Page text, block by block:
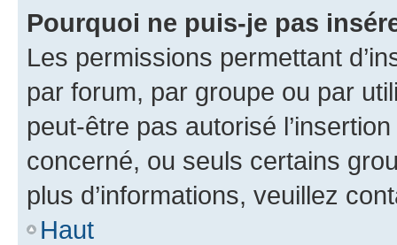
Pourquoi ne puis-je pas
Les permissions permettant
par forum, par groupe ou par
peut-être pas autorisé
concerné, ou seuls certains
plus d’informations, veuillez
Haut